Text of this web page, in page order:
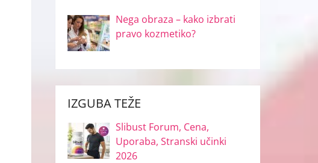
Nega obraza – kako izbrati
pravo kozmetiko?
IZGUBA TEŽE
Slibust Forum, Cena,
Uporaba, Stranski učinki
2026